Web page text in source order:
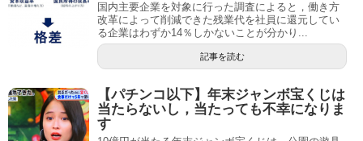
国内主要企業を対象に行った調査によると，働き方
改革によって削減できた残業代を社員に還元してい
る企業はわずか14％しかないことが分かり...
記事を読む
【パチンコ以下】年末ジャンボ宝くじは
当たらないし，当たっても不幸になりま
す